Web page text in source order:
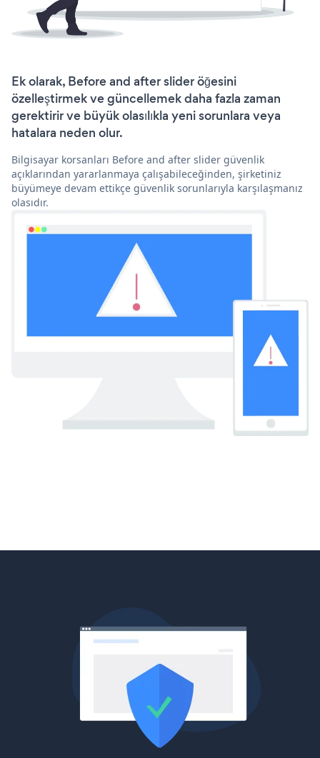
Ek olarak, Before and after slider öğesini
özelleştirmek ve güncellemek daha fazla zaman
gerektirir ve büyük olasılıkla yeni sorunlara veya
hatalara neden olur.
Bilgisayar korsanları Before and after slider güvenlik
açıklarından yararlanmaya çalışabileceğinden, şirketiniz
büyümeye devam ettikçe güvenlik sorunlarıyla karşılaşmanız
olasıdır.